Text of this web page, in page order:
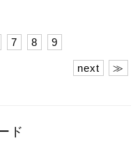
7 8 9
next ≫
ド